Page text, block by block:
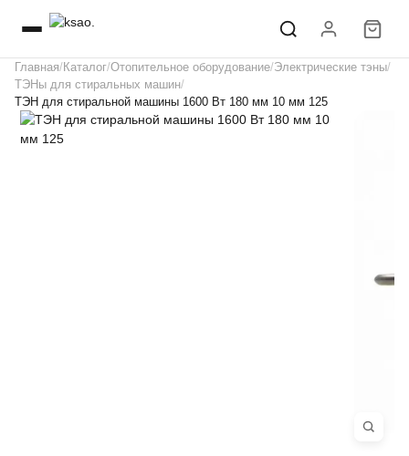
Главная Каталог Отопительное оборудование Электрические тэны
ТЭНы для стиральных машин
ТЭН для стиральной машины 1600 Вт 180 мм 10 мм 125